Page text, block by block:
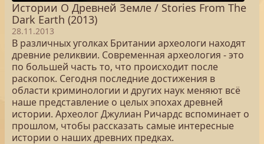
Истории О Древней Земле / Stories From The
Dark Earth (2013)
28.11.2013
В различных уголках Британии археологи находят
древние реликвии. Современная археология - это
по большей часть то, что происходит после
раскопок. Сегодня последние достижения в
области криминологии и других наук меняют всё
наше представление о целых эпохах древней
истории. Археолог Джулиан Ричардс вспоминает о
прошлом, чтобы рассказать самые интересные
истории о наших древних предках.